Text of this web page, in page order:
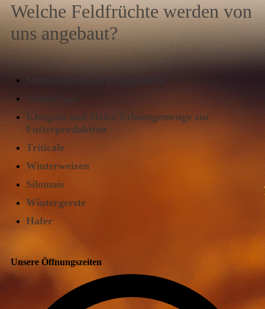
Welche Feldfrüchte werden von
uns angebaut?
Kleegras und Hafer-Erbsengemenge zur
Futterproduktion
Triticale
Winterweizen
Silomais
Wintergerste
Hafer
Unsere Öffnungszeiten